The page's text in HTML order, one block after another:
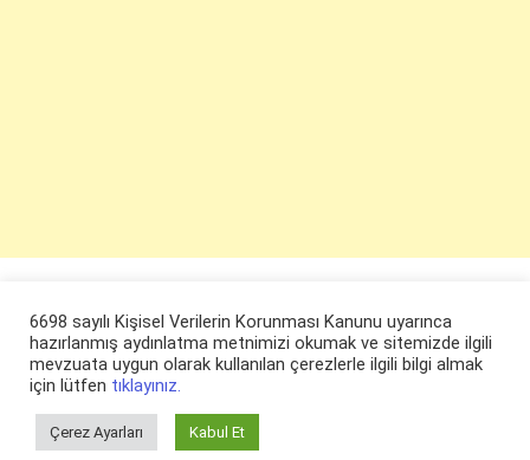
© ruyaevi.com 2022
6698 sayılı Kişisel Verilerin Korunması Kanunu uyarınca
hazırlanmış aydınlatma metnimizi okumak ve sitemizde ilgili
mevzuata uygun olarak kullanılan çerezlerle ilgili bilgi almak
için lütfen tıklayınız.
Çerez Ayarları Kabul Et